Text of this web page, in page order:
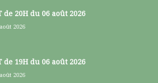
de 20H du 06 août 2026
2026
de 19H du 06 août 2026
2026